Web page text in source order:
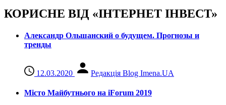
КОРИСНЕ ВІД «ІНТЕРНЕТ ІНВЕСТ»
Александр Ольшанский о будущем. Прогнозы и
тренды
12.03.2020 Редакція Blog Imena.UA
Місто Майбутнього на iForum 2019